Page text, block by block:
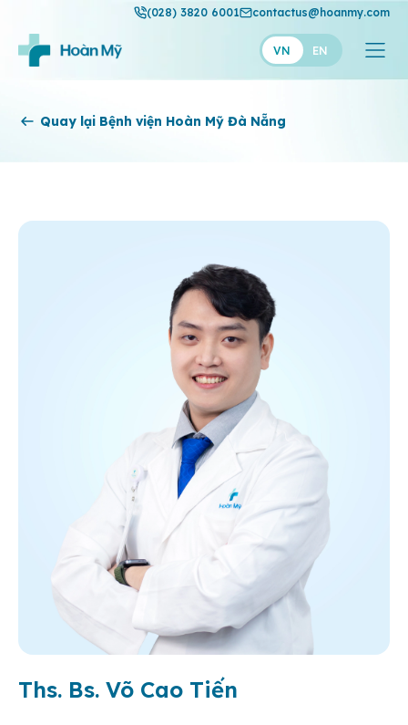
(028) 3820 6001 contactus@hoanmy.com
VN EN
Hoàn Mỹ
Thuận Mỹ
Quay lại Bệnh viện Hoàn Mỹ Đà Nẵng
Ths. Bs. Võ Cao Tiến